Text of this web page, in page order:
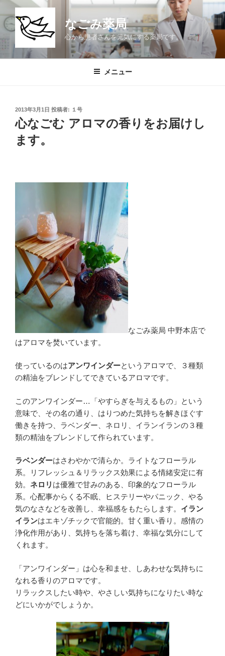
ン
テ
なごみ薬局
心から患者さんを元気にする薬局です。
メニュー
投
稿
日:
2013年3月1日 投稿者: １号
心なごむ アロマの香りをお届けし
ます。
なごみ薬局 中野本店で
はアロマを焚いています。
使っているのはアンワインダーというアロマで、３種類
の精油をブレンドしてできているアロマです。
このアンワインダー…「やすらぎを与えるもの」という
意味で、その名の通り、はりつめた気持ちを解きほぐす
働きを持つ、ラベンダー、ネロリ、イランイランの３種
類の精油をブレンドして作られています。
ラベンダーはさわやかで清らか。ライトなフローラル
系。リフレッシュ＆リラックス効果による情緒安定に有
効。 ネロリ は優雅で甘みのある、印象的なフローラル
系。心配事からくる不眠、ヒステリーやパニック、やる
気のなさなどを改善し、幸福感をもたらします。 イラン
イランはエキゾチックで官能的。甘く重い香り。感情の
浄化作用があり、気持ちを落ち着け、幸福な気分にして
くれます。
「アンワインダー」は心を和ませ、しあわせな気持ちに
なれる香りのアロマです。
リラックスしたい時や、やさしい気持ちになりたい時な
どにいかがでしょうか。